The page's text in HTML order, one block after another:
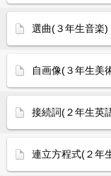
選曲(３年生音楽)
自画像(３年生美
接続詞(２年生英
連立方程式(２年